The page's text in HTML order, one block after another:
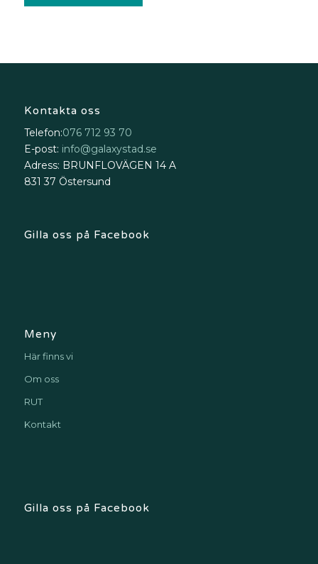
Kontakta oss
Telefon:076 712 93 70
E-post: info@galaxystad.se
Adress: BRUNFLOVÄGEN 14 A
831 37 Östersund
Gilla oss på Facebook
Meny
Här finns vi
Om oss
RUT
Kontakt
Gilla oss på Facebook